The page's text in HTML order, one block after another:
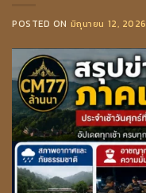
POSTED ON มิถุนายน 12, 2026